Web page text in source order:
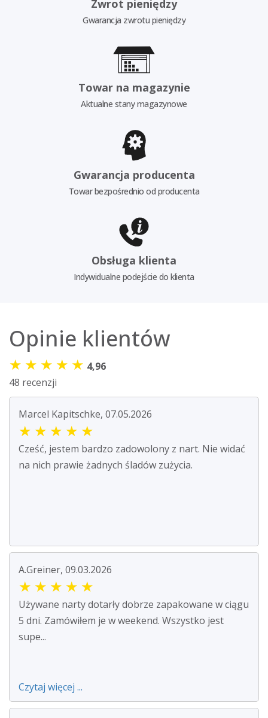
Zwrot pieniędzy
Gwarancja zwrotu pieniędzy
Towar na magazynie
Aktualne stany magazynowe
Gwarancja producenta
Towar bezpośrednio od producenta
Obsługa klienta
Indywidualne podejście do klienta
Opinie klientów
★ ★ ★ ★ ★ 4,96
48 recenzji
Marcel Kapitschke, 07.05.2026
★ ★ ★ ★ ★
Cześć, jestem bardzo zadowolony z nart. Nie widać
na nich prawie żadnych śladów zużycia.
A.Greiner, 09.03.2026
★ ★ ★ ★ ★
Używane narty dotarły dobrze zapakowane w ciągu
5 dni. Zamówiłem je w weekend. Wszystko jest
supe...
Czytaj więcej ...